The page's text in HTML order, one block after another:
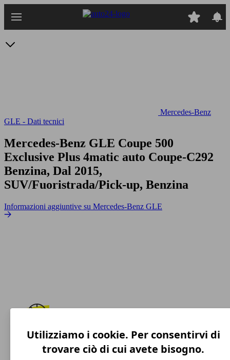
Mercedes-Benz
GLE - Dati tecnici
Mercedes-Benz GLE Coupe 500
Exclusive Plus 4matic auto Coupe-C292
Benzina, Dal 2015,
SUV/Fuoristrada/Pick-up, Benzina
Informazioni aggiuntive su Mercedes-Benz GLE
250 km/h
Velocità massima
Utilizziamo i cookie. Per consentirvi di
trovare ciò di cui avete bisogno.